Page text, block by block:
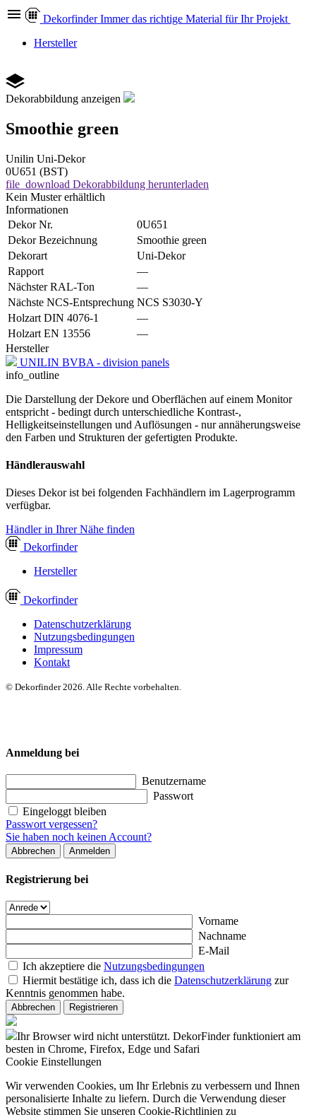
Dekorfinder Immer das richtige Material für Ihr Projekt
Hersteller
Dekorabbildung anzeigen
Smoothie green
Unilin Uni-Dekor
0U651 (BST)
file_download Dekorabbildung herunterladen
Kein Muster erhältlich
Informationen
Dekor Nr.
0U651
Dekor Bezeichnung
Smoothie green
Dekorart
Uni-Dekor
Rapport
—
Nächster RAL-Ton
—
Nächste NCS-Entsprechung NCS S3030-Y
Holzart DIN 4076-1
—
Holzart EN 13556
—
Hersteller
UNILIN BVBA - division panels
info_outline
Die Darstellung der Dekore und Oberflächen auf einem Monitor
entspricht - bedingt durch unterschiedliche Kontrast-,
Helligkeitseinstellungen und Auflösungen - nur annäherungsweise
den Farben und Strukturen der gefertigten Produkte.
Händlerauswahl
Dieses Dekor ist bei folgenden Fachhändlern im Lagerprogramm
verfügbar.
Händler in Ihrer Nähe finden
Dekorfinder
Hersteller
Dekorfinder
Datenschutzerklärung
Nutzungsbedingungen
Impressum
Kontakt
© Dekorfinder 2026. Alle Rechte vorbehalten.
Anmeldung bei
Benutzername
Passwort
Eingeloggt bleiben
Passwort vergessen?
Sie haben noch keinen Account?
Abbrechen Anmelden
Registrierung bei
Vorname
Nachname
E-Mail
Ich akzeptiere die Nutzungsbedingungen
Hiermit bestätige ich, dass ich die Datenschutzerklärung zur
Kenntnis genommen habe.
Abbrechen Registrieren
Ihr Browser wird nicht unterstützt. DekorFinder funktioniert am
besten in Chrome, Firefox, Edge und Safari
Cookie Einstellungen
Wir verwenden Cookies, um Ihr Erlebnis zu verbessern und Ihnen
personalisierte Inhalte zu liefern. Durch die Verwendung dieser
Website stimmen Sie unseren Cookie-Richtlinien zu